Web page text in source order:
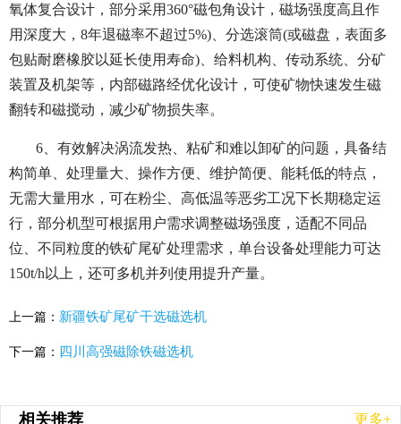
氧体复合设计，部分采用360°磁包角设计，磁场强度高且作
用深度大，8年退磁率不超过5%)、分选滚筒(或磁盘，表面多
包贴耐磨橡胶以延长使用寿命)、给料机构、传动系统、分矿
装置及机架等，内部磁路经优化设计，可使矿物快速发生磁
翻转和磁搅动，减少矿物损失率。
6、有效解决涡流发热、粘矿和难以卸矿的问题，具备结
构简单、处理量大、操作方便、维护简便、能耗低的特点，
无需大量用水，可在粉尘、高低温等恶劣工况下长期稳定运
行，部分机型可根据用户需求调整磁场强度，适配不同品
位、不同粒度的铁矿尾矿处理需求，单台设备处理能力可达
150t/h以上，还可多机并列使用提升产量。
上一篇： 新疆铁矿尾矿干选磁选机
下一篇： 四川高强磁除铁磁选机
相关推荐 更多+